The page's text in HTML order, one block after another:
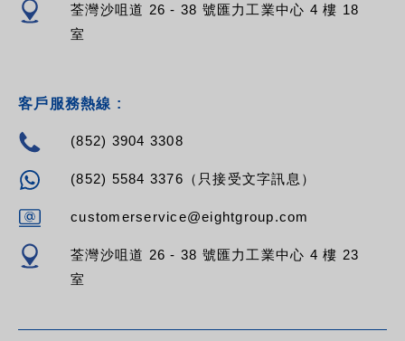
荃灣沙咀道 26 - 38 號匯力工業中心 4 樓 18
室
客戶服務熱線 :
(852) 3904 3308
(852) 5584 3376（只接受文字訊息）
customerservice@eightgroup.com
荃灣沙咀道 26 - 38 號匯力工業中心 4 樓 23
室